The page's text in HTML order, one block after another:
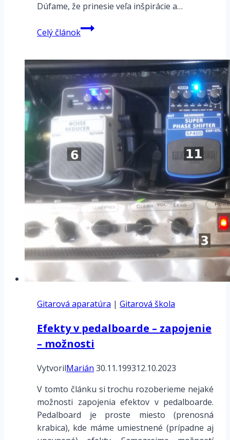
Dúfame, že prinesie veľa inšpirácie a…
Celý článokLine6
HELIX
Úvod
a
Základné
pojmy
Gitarová aparatúra | Gitarová škola
Efekty v pedalboarde – zapojenie
– možnosti
VytvorilMarián 30.11.199312.10.2023
V tomto článku si trochu rozoberieme nejaké
možnosti zapojenia efektov v pedalboarde.
Pedalboard je proste miesto (prenosná
krabica), kde máme umiestnené (prípadne aj